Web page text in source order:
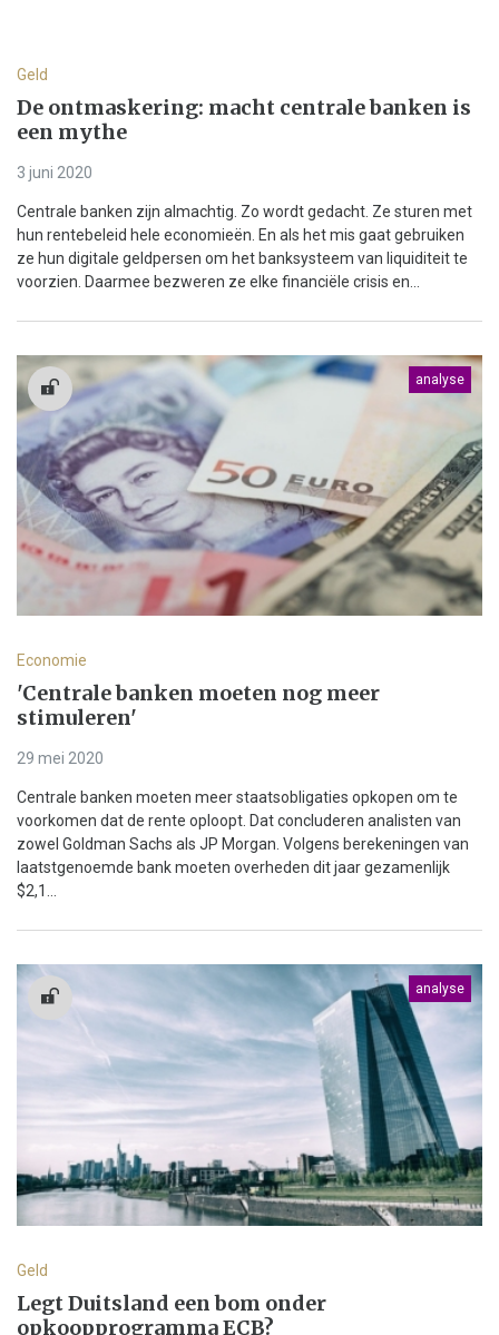
Geld
De ontmaskering: macht centrale banken is
een mythe
3 juni 2020
Centrale banken zijn almachtig. Zo wordt gedacht. Ze sturen met
hun rentebeleid hele economieën. En als het mis gaat gebruiken
ze hun digitale geldpersen om het banksysteem van liquiditeit te
voorzien. Daarmee bezweren ze elke financiële crisis en...
analyse
Economie
'Centrale banken moeten nog meer
stimuleren'
29 mei 2020
Centrale banken moeten meer staatsobligaties opkopen om te
voorkomen dat de rente oploopt. Dat concluderen analisten van
zowel Goldman Sachs als JP Morgan. Volgens berekeningen van
laatstgenoemde bank moeten overheden dit jaar gezamenlijk
$2,1...
analyse
Geld
Legt Duitsland een bom onder
opkoopprogramma ECB?